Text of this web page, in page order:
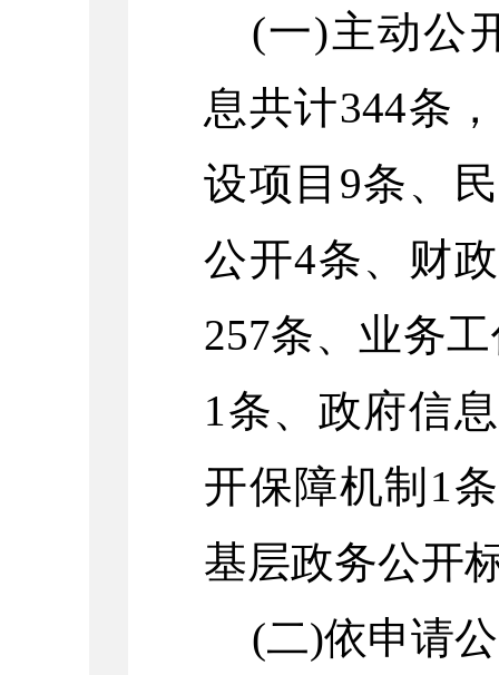
(一)主动公
息共计344条
设项目9条、
公开4条、财
257条、业务
1条、政府信
开保障机制1
基层政务公开
(二)依申请